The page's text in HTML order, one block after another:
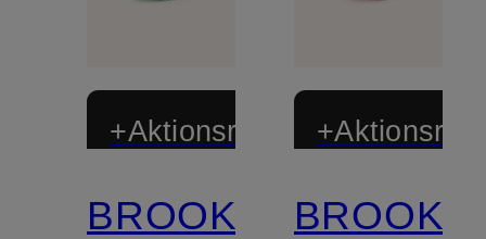
+Aktionsrabatt
BROOKS
BROOKS